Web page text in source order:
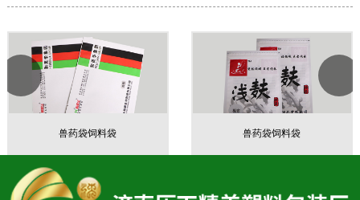
兽药袋饲料袋 兽药袋饲料袋